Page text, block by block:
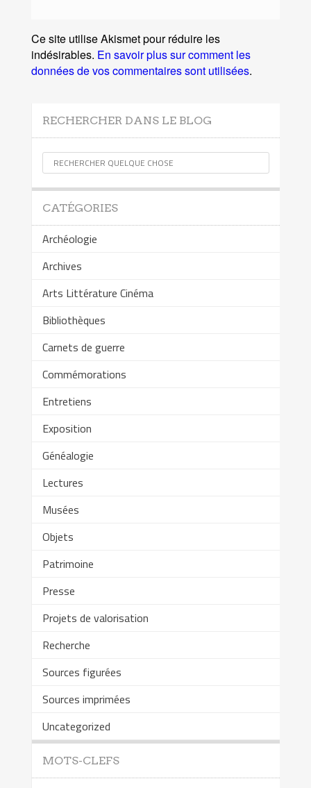
Ce site utilise Akismet pour réduire les
indésirables. En savoir plus sur comment les
données de vos commentaires sont utilisées.
RECHERCHER DANS LE BLOG
CATÉGORIES
Archéologie
Archives
Arts Littérature Cinéma
Bibliothèques
Carnets de guerre
Commémorations
Entretiens
Exposition
Généalogie
Lectures
Musées
Objets
Patrimoine
Presse
Projets de valorisation
Recherche
Sources figurées
Sources imprimées
Uncategorized
MOTS-CLEFS